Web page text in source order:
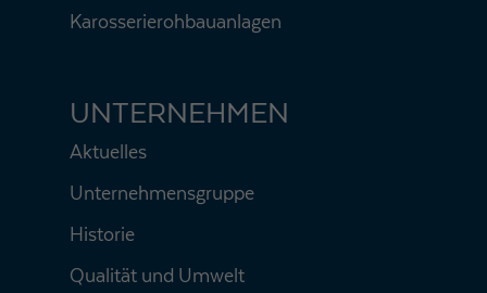
Karosserierohbauanlagen
UNTERNEHMEN
Aktuelles
Unternehmensgruppe
Historie
Qualität und Umwelt